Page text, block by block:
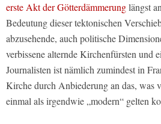
erste Akt der Götterdämmerunglängst
Bedeutung dieser tektonischen
abzusehende, auch politische
verbissene alternde Kirchenfürsten und
Journalisten ist nämlich zumindest in
Kirche durch Anbiederung an das, was
einmal als irgendwie „modern“ gelten